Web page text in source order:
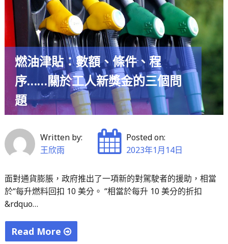
的
查
等
施
和
體
面
工
作
的
燃油津貼：數額、條件、程
序……關於工人新獎金的三個問
題
Written by:
王欣雨
Posted on:
2023年1月14日
面對通貨膨脹，政府推出了一項新的對駕駛者的援助，相當
於“每升燃料回扣 10 美分。 “相當於每升 10 美分的折扣
&rdquo…
Read More